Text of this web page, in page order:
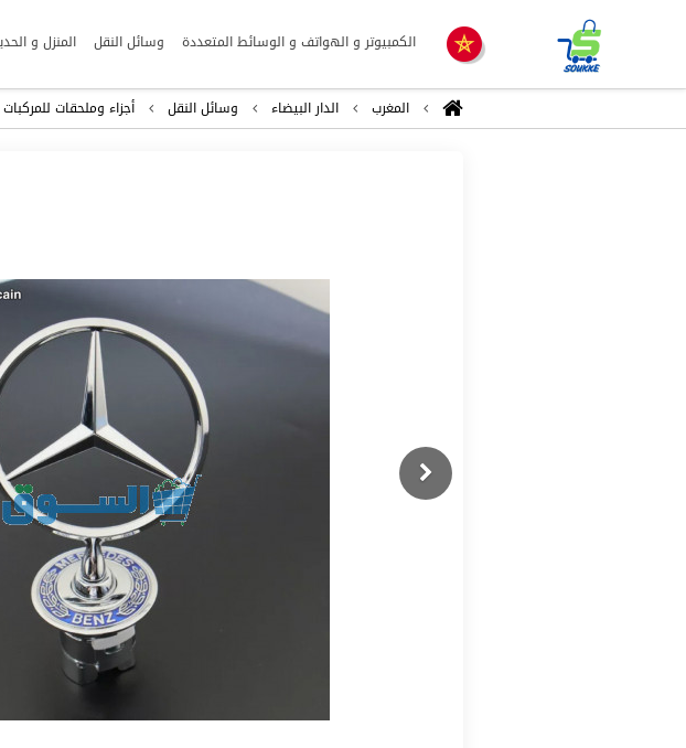
الكمبيوتر و الهواتف و الوسائط المتعددة وسائل النقل المنزل و
المغرب الدار البيضاء وسائل النقل أجزاء وملحقات للمركبات
Previous